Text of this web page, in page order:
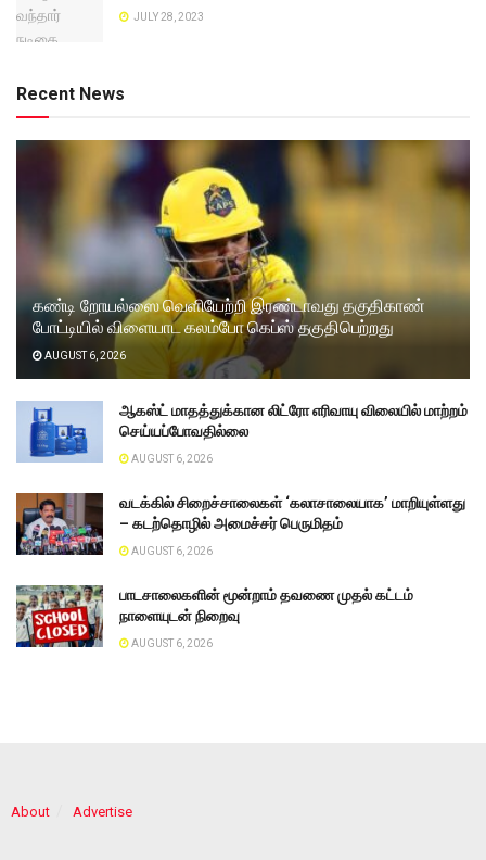
JULY 28, 2023
Recent News
கண்டி றோயல்ஸை வெளியேற்றி இரண்டாவது தகுதிகாண்
போட்டியில் விளையாட கலம்போ கெப்ஸ் தகுதிபெற்றது
AUGUST 6, 2026
ஆகஸ்ட் மாதத்துக்கான லிட்ரோ எரிவாயு விலையில் மாற்றம்
செய்யப்போவதில்லை
AUGUST 6, 2026
வடக்கில் சிறைச்சாலைகள் ‘கலாசாலையாக’ மாறியுள்ளது
– கடற்தொழில் அமைச்சர் பெருமிதம்
AUGUST 6, 2026
பாடசாலைகளின் மூன்றாம் தவணை முதல் கட்டம்
நாளையுடன் நிறைவு
AUGUST 6, 2026
About Advertise